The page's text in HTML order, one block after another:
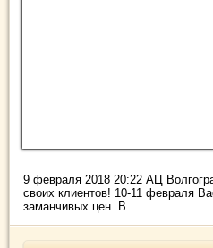
9 февраля 2018 20:22 АЦ
своих клиентов! 10-11 февраля
заманчивых цен. В ...